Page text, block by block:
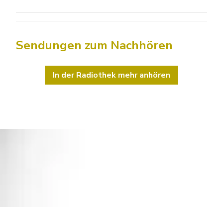
Sendungen zum Nachhören
In der Radiothek mehr anhören